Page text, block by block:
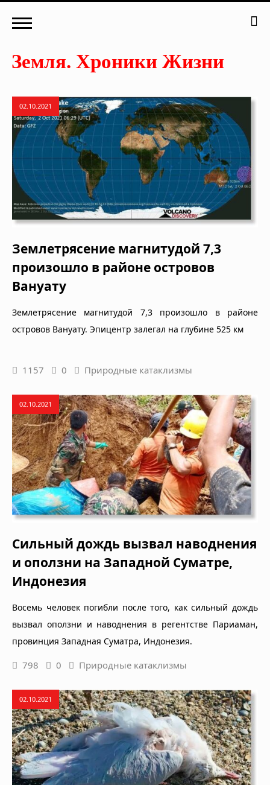
02.10.2021
Землетрясение магнитудой 7,3
произошло в районе островов
Вануату
Землетрясение магнитудой 7,3 произошло в районе
островов Вануату. Эпицентр залегал на глубине 525 км
1157 0 Природные катаклизмы
02.10.2021
Сильный дождь вызвал наводнения
и оползни на Западной Суматре,
Индонезия
Восемь человек погибли после того, как сильный дождь
вызвал оползни и наводнения в регентстве Париаман,
провинция Западная Суматра, Индонезия.
798 0 Природные катаклизмы
02.10.2021